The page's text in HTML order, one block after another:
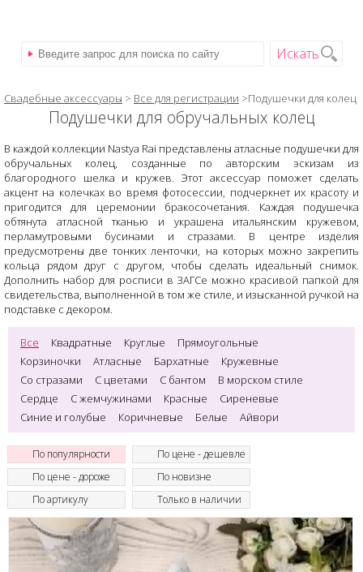
Искать
Свадебные аксессуары > Все для регистрации >Подушечки для колец
Подушечки для обручальных колец
В каждой коллекции Nastya Rai представлены атласные подушечки для
обручальных колец, созданные по авторским эскизам из
благородного шелка и кружев. Этот аксессуар поможет сделать
акцент на колечках во время фотосессии, подчеркнет их красоту и
пригодится для церемонии бракосочетания. Каждая подушечка
обтянута атласной тканью и украшена итальянским кружевом,
перламутровыми бусинами и стразами. В центре изделия
предусмотрены две тонких ленточки, на которых можно закрепить
кольца рядом друг с другом, чтобы сделать идеальный снимок.
Дополнить набор для росписи в ЗАГСе можно красивой папкой для
свидетельства, выполненной в том же стиле, и изысканной ручкой на
подставке с декором.
Все Квадратные Круглые
Прямоугольные
Корзиночки
Атласные Бархатные
Кружевные
Со стразами
С цветами С бантом
В морском стиле
Сердце
С жемчужинами Красные
Сиреневые
Синие и голубые
Коричневые Белые Айвори
По популярности
По цене - дешевле
По цене - дороже
По новизне
По артикулу
Только в наличии